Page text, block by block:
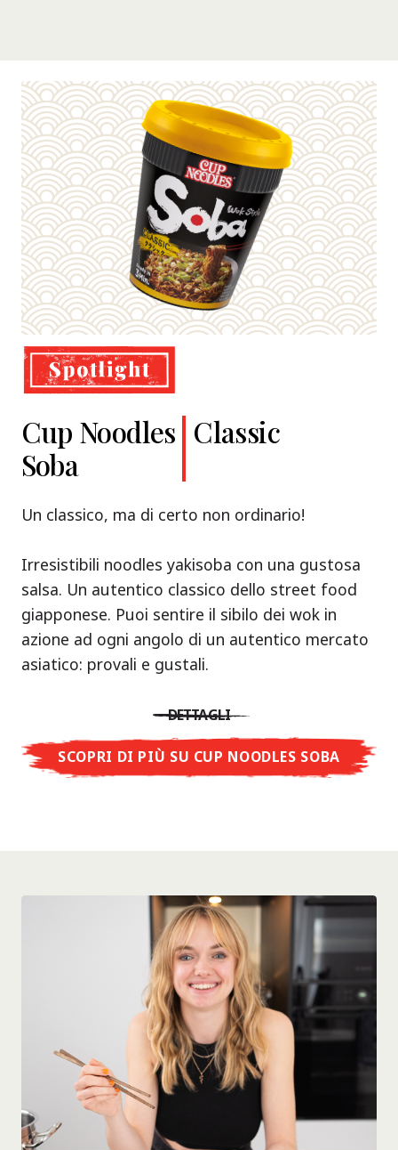
Cup Noodles
Soba
Classic
Un classico, ma di certo non ordinario!
Irresistibili noodles yakisoba con una gustosa
salsa. Un autentico classico dello street food
giapponese. Puoi sentire il sibilo dei wok in
azione ad ogni angolo di un autentico mercato
asiatico: provali e gustali.
DETTAGLI
SCOPRI DI PIÙ SU CUP NOODLES SOBA